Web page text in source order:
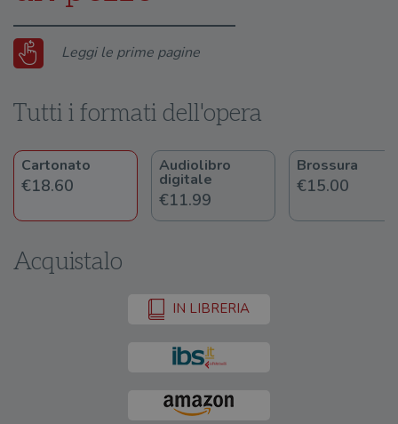
Leggi le prime pagine
Tutti i formati dell'opera
Cartonato
€18.60
Audiolibro
digitale
€11.99
Brossura
€15.00
Acquistalo
IN LIBRERIA